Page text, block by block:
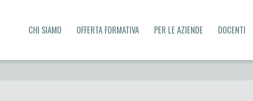
CHI SIAMO OFFERTA FORMATIVA PER LE AZIENDE DOCENTI